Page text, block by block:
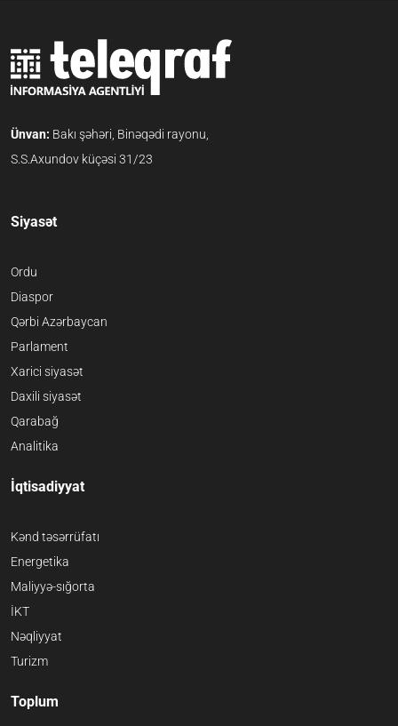
Ünvan: Bakı şəhəri, Binəqədi rayonu,
S.S.Axundov küçəsi 31/23
Siyasət
Ordu
Diaspor
Qərbi Azərbaycan
Parlament
Xarici siyasət
Daxili siyasət
Qarabağ
Analitika
İqtisadiyyat
Kənd təsərrüfatı
Energetika
Maliyyə-sığorta
İKT
Nəqliyyat
Turizm
Toplum